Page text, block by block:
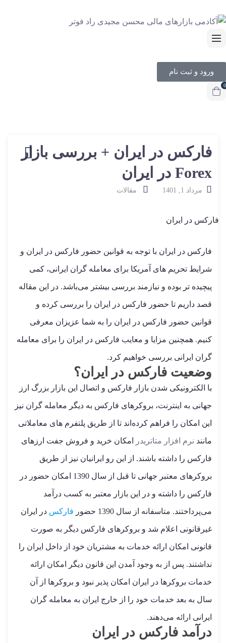
ورود و ثبت نام
0
فارکس در ایران + بررسی بازار
Forex در ایران
مرداد 1, 1401 مقالات
فارکس در ایران با توجه به قوانین حضور فارکس در ایران و
شرایط تحریم های آمریکا برای معامله گران ایرانی، کمی
پیچیده تر بوده و نیازمند بررسی بیشتر می‌باشد. در این مقاله
قصد داریم تا حضور فارکس در ایران را بررسی کرده و
قوانین حضور فارکس در ایران را به شما عزیزان معرفی
کنیم. همچنین مزایا و معایب فارکس در ایران را برای معامله
گران ایرانی بررسی خواهیم کرد.
وضعیت فارکس در ایران؟
با الکترونیکی شدن بازار فارکس و اتصال این بازار بزرگ ارز
جهانی به اینترنت، بروکرهای فارکس به دیگر معامله گران نیز
این امکان را فراهم کرده‌اند تا از طریق پلتفرم های معاملاتی
مانند نرم افزار متاتریدر امکان خرید و فروش جفت ارزهای
فارکس را داشته باشند. از این رو ایرانیان نیز از طریق
بروکرهای معتبر جهانی تا قبل از سال 1390 امکان حضور در
فارکس را داشته و در این بازار معتبر به کسب درآمد
می‌پرداختند. متاسفانه از سال 1390 حضور فارکس در ایران
غیرقانونی اعلام شد و بروکرهای فارکس دیگر به صورت
قانونی امکان ارائه خدمات به مشتریان خود از داخل ایران را
نداشتند. پس از به وجود آمدن این قانون دیگر امکان ارائه
خدمات بروکرها در ایران امکان پذیر نبود و بروکرها از آن
سال به بعد خدمات خود را از خارج ایران به معامله گران
ایرانی ارائه می‌دهند.
درآمد فارکس در ایران